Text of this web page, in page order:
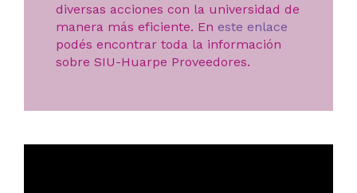
diversas acciones con la universidad de
manera más eficiente. En este enlace
podés encontrar toda la información
sobre SIU-Huarpe Proveedores.